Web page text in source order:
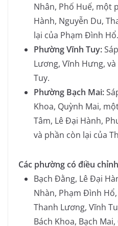
Nhân, Phố Huế, một
Hành, Nguyễn Du,
lại của Phạm Đình Hổ.
Phường Vĩnh Tuy:
Lương, Vĩnh Hưng,
Tuy.
Phường Bạch Mai:
Khoa, Quỳnh Mai,
Tâm, Lê Đại Hành,
và phần còn lại của
Các phường có điều
Bạch Đằng, Lê Đại
Nhàn, Phạm Đình
Thanh Lương, Vĩnh
Bách Khoa, Bạch